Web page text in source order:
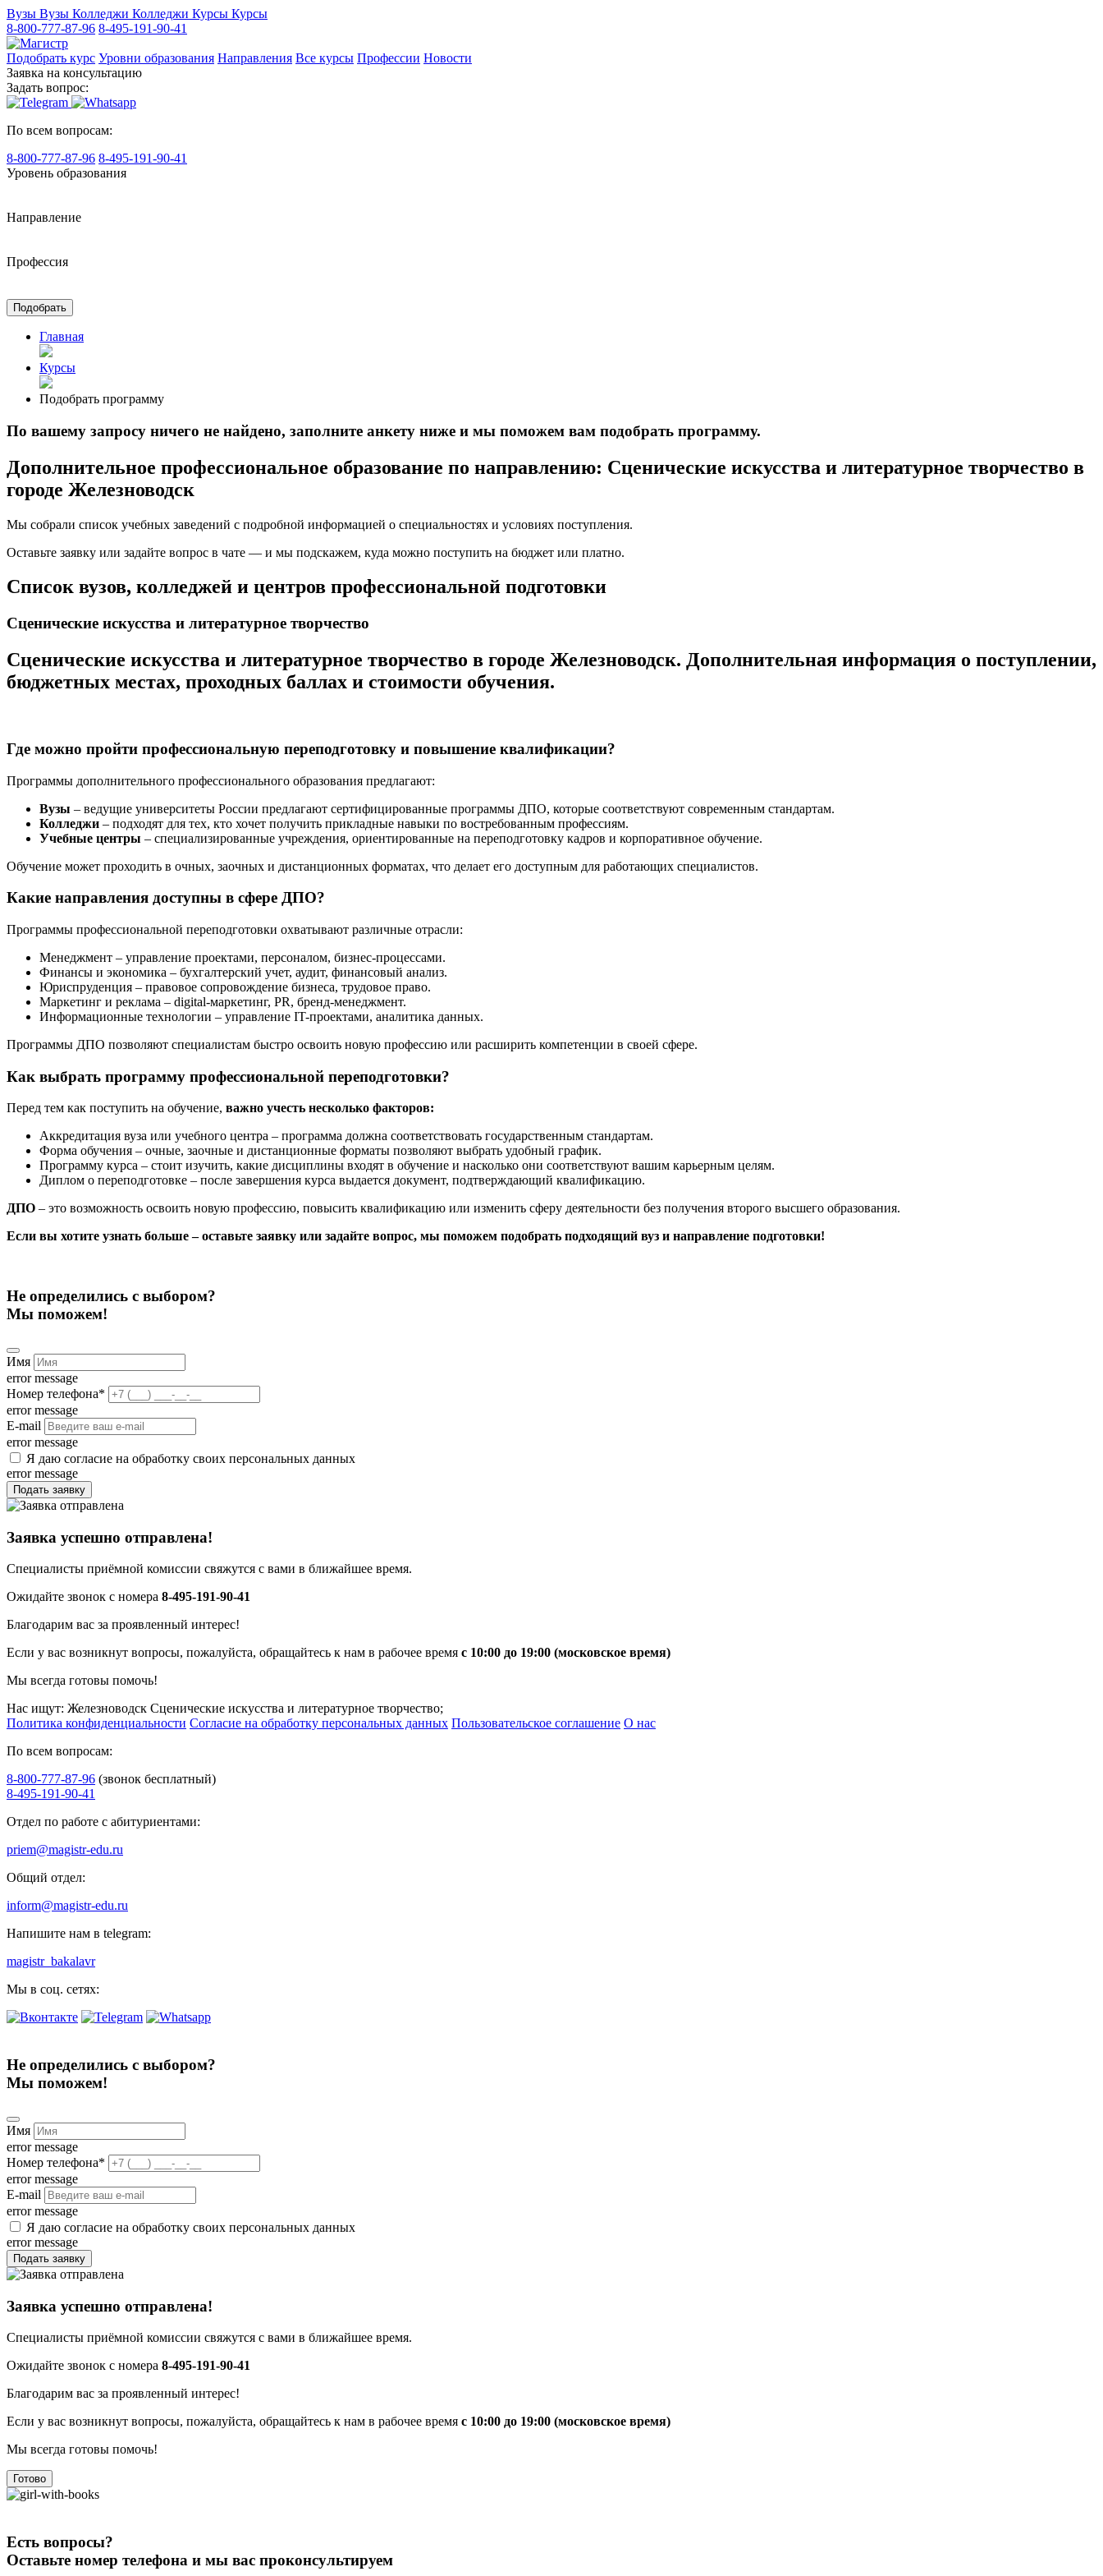
Вузы Вузы Колледжи Колледжи Курсы Курсы
8-800-777-87-96 8-495-191-90-41
Подобрать курс Уровни образования Направления Все курсы Профессии Новости
Заявка на консультацию
Задать вопрос:
По всем вопросам:
8-800-777-87-96 8-495-191-90-41
Уровень образования
Направление
Профессия
Подобрать
Главная
Курсы
Подобрать программу
По вашему запросу ничего не найдено, заполните анкету ниже и мы поможем вам подобрать программу.
Дополнительное профессиональное образование по направлению: Сценические искусства и литературное творчество в
городе Железноводск
Мы собрали список учебных заведений с подробной информацией о специальностях и условиях поступления.
Оставьте заявку или задайте вопрос в чате — и мы подскажем, куда можно поступить на бюджет или платно.
Список вузов, колледжей и центров профессиональной подготовки
Сценические искусства и литературное творчество
Сценические искусства и литературное творчество в городе Железноводск. Дополнительная информация о поступлении,
бюджетных местах, проходных баллах и стоимости обучения.
Где можно пройти профессиональную переподготовку и повышение квалификации?
Программы дополнительного профессионального образования предлагают:
Вузы – ведущие университеты России предлагают сертифицированные программы ДПО, которые соответствуют современным стандартам.
Колледжи – подходят для тех, кто хочет получить прикладные навыки по востребованным профессиям.
Учебные центры – специализированные учреждения, ориентированные на переподготовку кадров и корпоративное обучение.
Обучение может проходить в очных, заочных и дистанционных форматах, что делает его доступным для работающих специалистов.
Какие направления доступны в сфере ДПО?
Программы профессиональной переподготовки охватывают различные отрасли:
Менеджмент – управление проектами, персоналом, бизнес-процессами.
Финансы и экономика – бухгалтерский учет, аудит, финансовый анализ.
Юриспруденция – правовое сопровождение бизнеса, трудовое право.
Маркетинг и реклама – digital-маркетинг, PR, бренд-менеджмент.
Информационные технологии – управление IT-проектами, аналитика данных.
Программы ДПО позволяют специалистам быстро освоить новую профессию или расширить компетенции в своей сфере.
Как выбрать программу профессиональной переподготовки?
Перед тем как поступить на обучение, важно учесть несколько факторов:
Аккредитация вуза или учебного центра – программа должна соответствовать государственным стандартам.
Форма обучения – очные, заочные и дистанционные форматы позволяют выбрать удобный график.
Программу курса – стоит изучить, какие дисциплины входят в обучение и насколько они соответствуют вашим карьерным целям.
Диплом о переподготовке – после завершения курса выдается документ, подтверждающий квалификацию.
ДПО – это возможность освоить новую профессию, повысить квалификацию или изменить сферу деятельности без получения второго высшего образования.
Если вы хотите узнать больше – оставьте заявку или задайте вопрос, мы поможем подобрать подходящий вуз и направление подготовки!
Не определились с выбором?
Мы поможем!
Имя
error message
Номер телефона*
error message
E-mail
error message
Я даю согласие на обработку своих персональных данных
error message
Подать заявку
Заявка успешно отправлена!
Специалисты приёмной комиссии свяжутся с вами в ближайшее время.
Ожидайте звонок с номера 8-495-191-90-41
Благодарим вас за проявленный интерес!
Если у вас возникнут вопросы, пожалуйста, обращайтесь к нам в рабочее время с 10:00 до 19:00 (московское время)
Мы всегда готовы помочь!
Нас ищут: Железноводск Сценические искусства и литературное творчество;
Политика конфиденциальности Согласие на обработку персональных данных Пользовательское соглашение О нас
По всем вопросам:
8-800-777-87-96 (звонок бесплатный)
8-495-191-90-41
Отдел по работе с абитуриентами:
priem@magistr-edu.ru
Общий отдел:
inform@magistr-edu.ru
Напишите нам в telegram:
magistr_bakalavr
Мы в соц. сетях:
Не определились с выбором?
Мы поможем!
Имя
error message
Номер телефона*
error message
E-mail
error message
Я даю согласие на обработку своих персональных данных
error message
Подать заявку
Заявка успешно отправлена!
Специалисты приёмной комиссии свяжутся с вами в ближайшее время.
Ожидайте звонок с номера 8-495-191-90-41
Благодарим вас за проявленный интерес!
Если у вас возникнут вопросы, пожалуйста, обращайтесь к нам в рабочее время с 10:00 до 19:00 (московское время)
Мы всегда готовы помочь!
Готово
Есть вопросы?
Оставьте номер телефона и мы вас проконсультируем